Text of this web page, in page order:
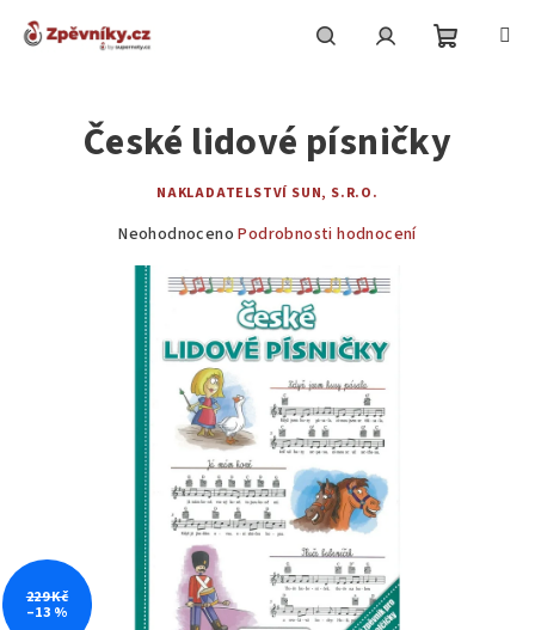
košík
České lidové písničky
NAKLADATELSTVÍ SUN, S.R.O.
Průměrné
produktu
hvězdiček.
Neohodnoceno Podrobnosti hodnocení
229 Kč
–13 %